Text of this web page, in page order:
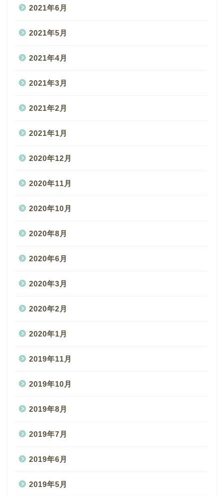
2021年6月
2021年5月
2021年4月
2021年3月
2021年2月
2021年1月
2020年12月
2020年11月
2020年10月
2020年8月
2020年6月
2020年3月
2020年2月
2020年1月
2019年11月
2019年10月
2019年8月
2019年7月
2019年6月
2019年5月